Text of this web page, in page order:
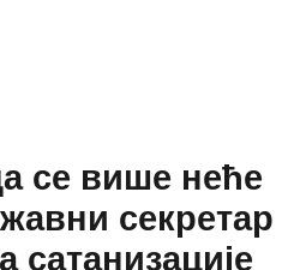
се више неће
секретар
сатанизације